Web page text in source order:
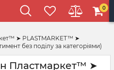
0
➤ PLASTMARKET™ ➤
без поділу за категоріями)
Пластмаркет™ ➤